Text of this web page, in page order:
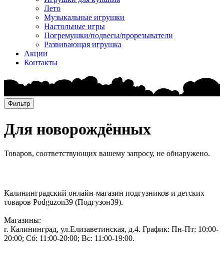
Лето
Музыкальные игрушки
Настольные игры
Погремушки/подвесы/прорезыватели
Развивающая игрушка
Акции
Контакты
Фильтр
Для новорождённых
Товаров, соответствующих вашему запросу, не обнаружено.
Калининградский онлайн-магазин подгузников и детских
товаров Podguzon39 (Подгузон39).
Магазины:
г. Калининград, ул.Елизаветинская, д.4. График: Пн-Пт: 10:00-
20:00; Сб: 11:00-20:00; Вс: 11:00-19:00.